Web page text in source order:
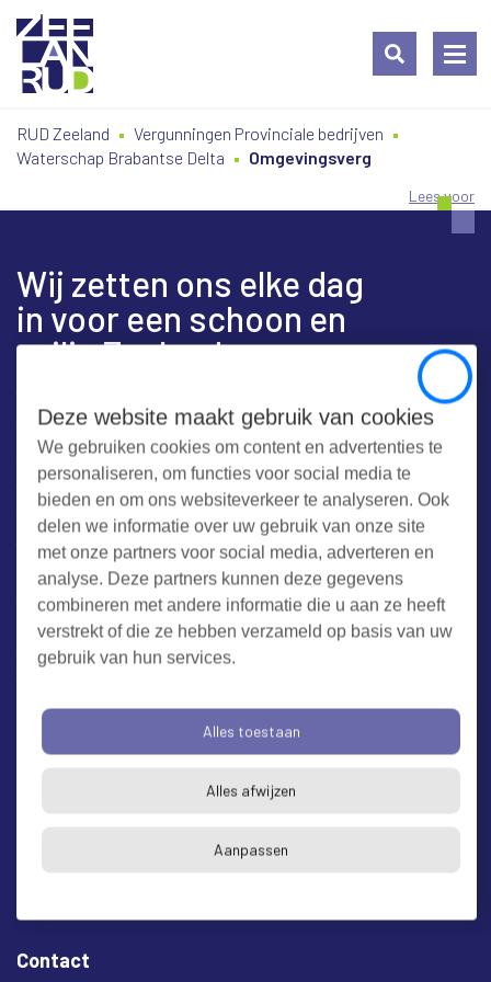
Close
Deze website maakt gebruik van cookies
We gebruiken cookies om content en advertenties te
personaliseren, om functies voor social media te
bieden en om ons websiteverkeer te analyseren. Ook
delen we informatie over uw gebruik van onze site
met onze partners voor social media, adverteren en
analyse. Deze partners kunnen deze gegevens
combineren met andere informatie die u aan ze heeft
verstrekt of die ze hebben verzameld op basis van uw
gebruik van hun services.
Alles toestaan
Alles afwijzen
Aanpassen
naar
naarRUD Zeeland
Vergunningen Provinciale bedrijven
Waterschap Brabantse Delta
Omgevingsverg
Lees voor
Wij zetten ons elke dag
in voor een schoon en
veilig Zeeland
Contact
Werken bij RUD Zeeland
Milieuklacht melden
Algemene voorwaarden
Toegankelijkheid
Bezoekadres en postadres
* op afspraak
RUD Zeeland
Buitenruststraat 6
Contact